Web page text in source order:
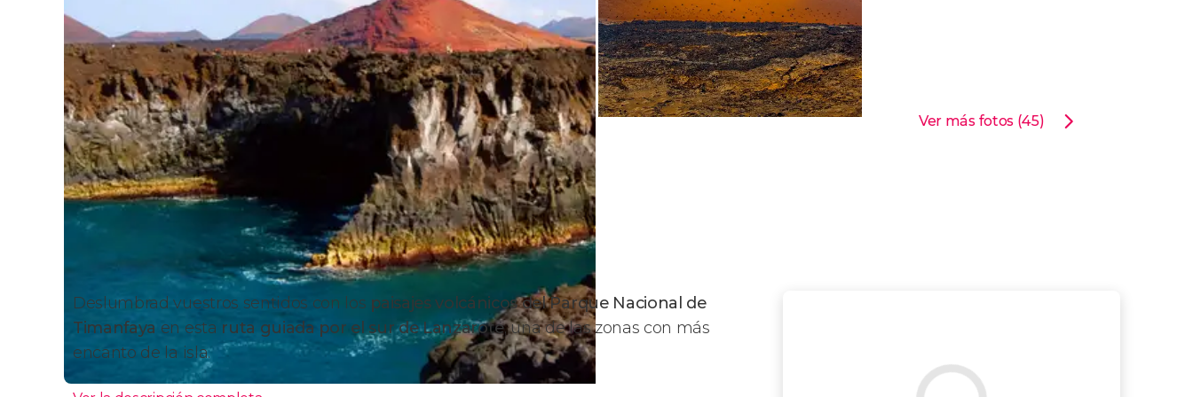
Ver más fotos (45)
Deslumbrad vuestros sentidos con los paisajes volcánicos del Parque Nacional de
Timanfaya en esta ruta guiada por el sur de Lanzarote, una de las zonas con más
encanto de la isla.